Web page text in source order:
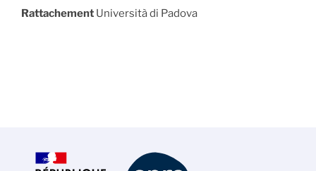
Rattachement Università di Padova